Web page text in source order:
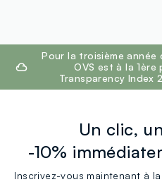
footer.ariatitlePour la troisième
OVS est à la 1ère
Transparency Index
Un clic,
-10%
Inscrivez-vous maintenant à